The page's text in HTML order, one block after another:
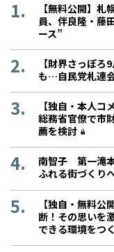
【無料公開】
員、伴良隆・藤
ース”
【財界さっぽ
も…自民党札連
【独自・本人
総務省官僚で市
薦を検討
南智子 第一滝
ふれる街づくり
【独自・無料
断！その思いを
できる環境をつ